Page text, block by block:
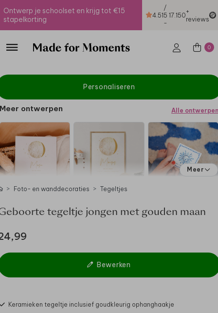
Ontwerp je schoolset en krijg tot €15
stapelkorting
4.51
/
5
-
17.150+
reviews
0
Personaliseren
Meer ontwerpen Alle ontwerpen
Meer
Foto- en wanddecoraties Tegeltjes
tegeltje jongen met gouden maan
Bewerken
Keramieken tegeltje inclusief goudkleurig ophanghaakje